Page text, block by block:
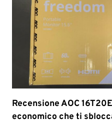
Recensione AOC
economico che ti